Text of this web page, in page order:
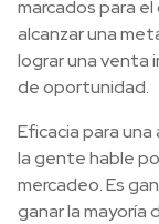
marcados para el
alcanzar una
lograr una venta
de oportunidad.
Eficacia para
la gente hable
mercadeo. Es
ganar la mayoría